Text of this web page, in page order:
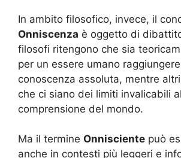
In ambito filosofico, invece, il
Onniscenza è oggetto di
filosofi ritengono che sia
per un essere umano
conoscenza assoluta, mentre
che ci siano dei limiti invalicabili
comprensione del mondo.
Ma il termine Onnisciente può
anche in contesti più leggeri e